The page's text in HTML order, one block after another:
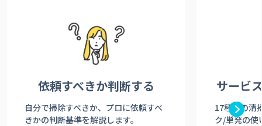
依頼すべきか判断する
自分で掃除すべきか、プロに依頼すべ
きかの判断基準を解説します。
サービ
17種類の清
ク/単発の使